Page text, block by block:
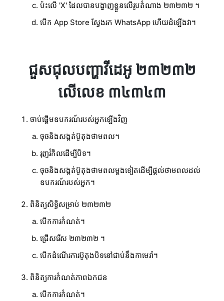
ប៉ះលើ 'X' ដែលបានបង្ហាញខ្លួនលើរូបតំណាង ២៣២៣២ ។
បើក App Store ស្វែងរក WhatsApp ហើយដំឡើងវា។
ជួសជុលបញ្ហាវីដេអូ ២៣២៣២
លើលេខ ៣៤៣៤៣
ចាប់ផ្តើមឧបករណ៍របស់អ្នកឡើងវិញ
ចុចនិងសង្កត់ប៊ូតុងថាមពល។
រុញរំកិលដើម្បីបិទ។
ចុចនិងសង្កត់ប៊ូតុងថាមពលម្តងទៀតដើម្បីផ្តល់ថាមពលដល់
ឧបករណ៍របស់អ្នក។
ពិនិត្យសិទ្ធិសម្រាប់ ២៣២៣២
បើកការកំណត់។
ជ្រើសរើស ២៣២៣២ ។
បើកដំណើរការប៊ូតុងបិទនៅជាប់នឹងកាមេរ៉ា។
ពិនិត្យការកំណត់ភាពឯកជន
បើកការកំណត់។